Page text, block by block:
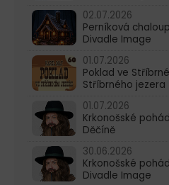
02.07.2026
Perníková
Divadle Image
01.07.2026
Poklad ve
Stříbrného jezera
01.07.2026
Krkonošské
Děčíně
30.06.2026
Krkonošské
Divadle Image